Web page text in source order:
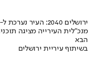
ירושלים 2040: העיר נערכת ל- 1.5 מליון תושבים
מנכ"לית העירייה מציגה
הבא
בשיתוף עיריית ירושלים